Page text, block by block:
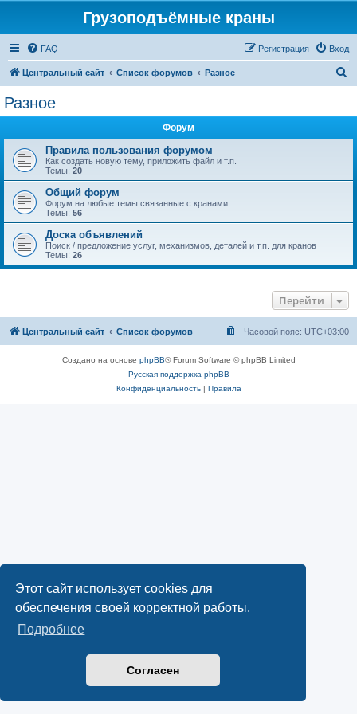
Этот сайт использует cookies для
обеспечения своей корректной работы.
Подробнее
Согласен
Грузоподъёмные краны
FAQ Вход
Регистрация
Центральный сайт Список форумов Разное
Разное
Форум
Правила пользования форумом
Как создать новую тему, приложить файл и т.п.
Темы: 20
Общий форум
Форум на любые темы связанные с кранами.
Темы: 56
Доска объявлений
Поиск / предложение услуг, механизмов, деталей и т.п. для кранов
Темы: 26
Перейти
Центральный сайт Список форумов Часовой пояс: UTC+03:00
Создано на основе phpBB® Forum Software © phpBB Limited
Русская поддержка phpBB
Конфиденциальность| Правила